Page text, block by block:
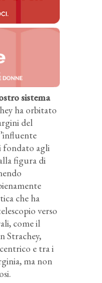
sistema
ha orbitato
del
agli
figura di
che ha
verso
come il
Strachey,
e tra i
ma non